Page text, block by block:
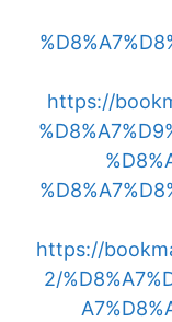
https://
https://
2/